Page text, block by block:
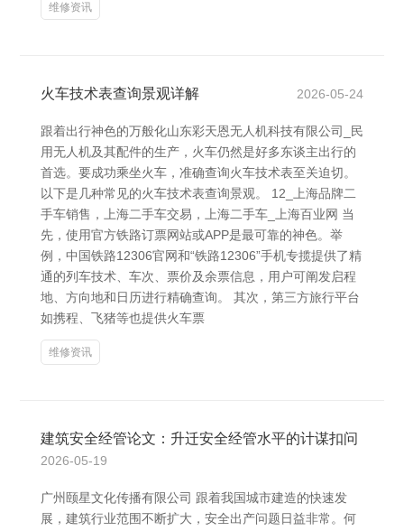
维修资讯
火车技术表查询景观详解 2026-05-24
跟着出行神色的万般化山东彩天恩无人机科技有限公司_民
用无人机及其配件的生产，火车仍然是好多东谈主出行的
首选。要成功乘坐火车，准确查询火车技术表至关迫切。
以下是几种常见的火车技术表查询景观。 12_上海品牌二
手车销售，上海二手车交易，上海二手车_上海百业网 当
先，使用官方铁路订票网站或APP是最可靠的神色。举
例，中国铁路12306官网和“铁路12306”手机专揽提供了精
通的列车技术、车次、票价及余票信息，用户可阐发启程
地、方向地和日历进行精确查询。 其次，第三方旅行平台
如携程、飞猪等也提供火车票
维修资讯
建筑安全经管论文：升迁安全经管水平的计谋扣问
2026-05-19
广州颐星文化传播有限公司 跟着我国城市建造的快速发
展，建筑行业范围不断扩大，安全出产问题日益非常。何